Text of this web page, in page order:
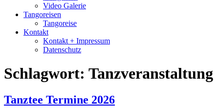
Video Galerie
Tangoreisen
Tangoreise
Kontakt
Kontakt + Impressum
Datenschutz
Schlagwort: Tanzveranstaltung
Tanztee Termine 2026